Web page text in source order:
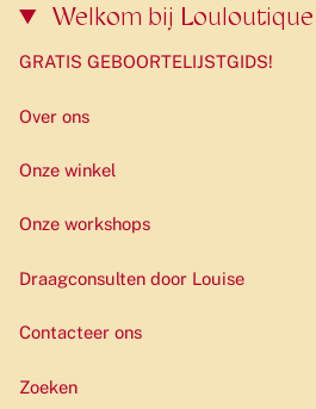
Inclusief accessoires:
Eén verwisselbare patch
🌱 Voor deze rugzak werden
Welkom bij Louloutique
GRATIS GEBOORTELIJSTGIDS!
Over ons
Onze winkel
Onze workshops
Draagconsulten door Louise
Contacteer ons
Zoeken